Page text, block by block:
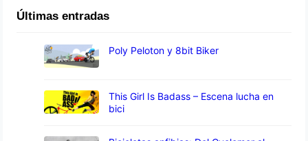
Últimas entradas
Poly Peloton y 8bit Biker
This Girl Is Badass – Escena lucha en
bici